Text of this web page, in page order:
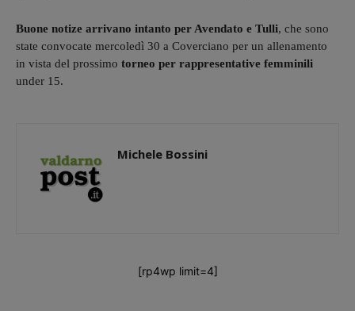
Buone notize arrivano intanto per Avendato e Tulli, che sono
state convocate mercoledì 30 a Coverciano per un allenamento
in vista del prossimo torneo per rappresentative femminili
under 15.
Michele Bossini
[rp4wp limit=4]